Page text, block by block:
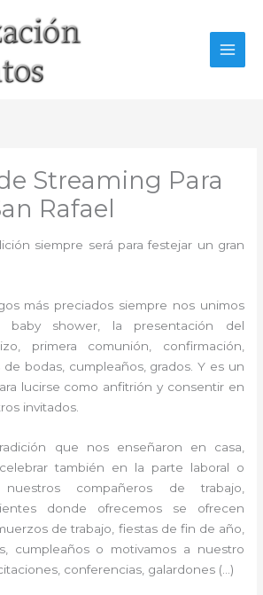
Streaming Para
Rafael
siempre será para festejar un gran
más preciados siempre nos unimos
baby shower, la presentación del
primera comunión, confirmación,
de bodas, cumpleaños, grados. Y es un
lucirse como anfitrión y consentir en
invitados.
que nos enseñaron en casa,
también en la parte laboral o
compañeros de trabajo,
donde ofrecemos se ofrecen
de trabajo, fiestas de fin de año,
cumpleaños o motivamos a nuestro
conferencias, galardones (…)